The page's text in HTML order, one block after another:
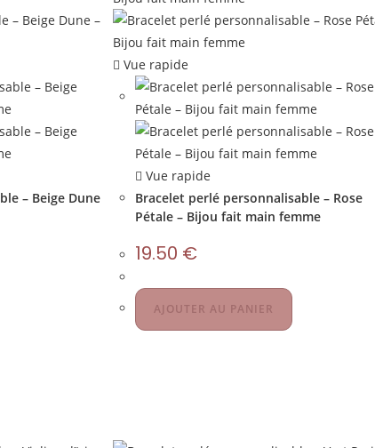
– Beige Dune
Vue rapide
Vue rapide
Bracelet perlé personnalisable – Rose
Pétale – Bijou fait main femme
19.50 €
AJOUTER AU PANIER